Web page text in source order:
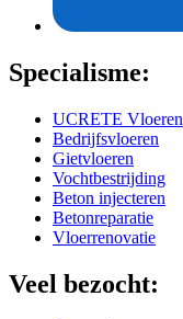
Specialisme:
UCRETE Vloeren
Bedrijfsvloeren
Gietvloeren
Vochtbestrijding
Beton injecteren
Betonreparatie
Vloerrenovatie
Veel bezocht: